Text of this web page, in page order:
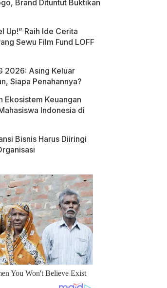
Brand Dituntut Buktikan
Up!” Raih Ide Cerita
Sewu Film Fund LOFF
2026: Asing Keluar
Siapa Penahannya?
Ekosistem Keuangan
Indonesia di
Bisnis Harus Diiringi